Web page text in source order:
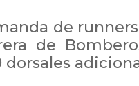
de runners
de
dorsales